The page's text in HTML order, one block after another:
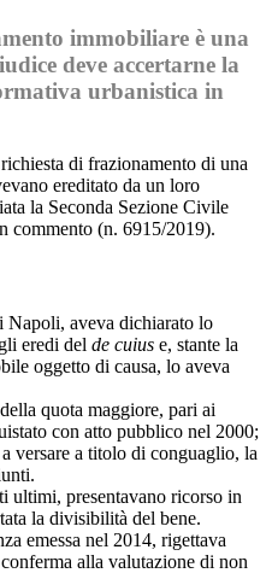
immobiliare è una
deve accertarne la
urbanistica in
di frazionamento di una
ereditato da un loro
la Seconda Sezione Civile
commento (n. 6915/2019).
aveva dichiarato lo
eredi del de cuius e, stante la
oggetto di causa, lo aveva
quota maggiore, pari ai
con atto pubblico nel 2000;
versare a titolo di conguaglio, la
ultimi, presentavano ricorso in
la divisibilità del bene.
emessa nel 2014, rigettava
alla valutazione di non